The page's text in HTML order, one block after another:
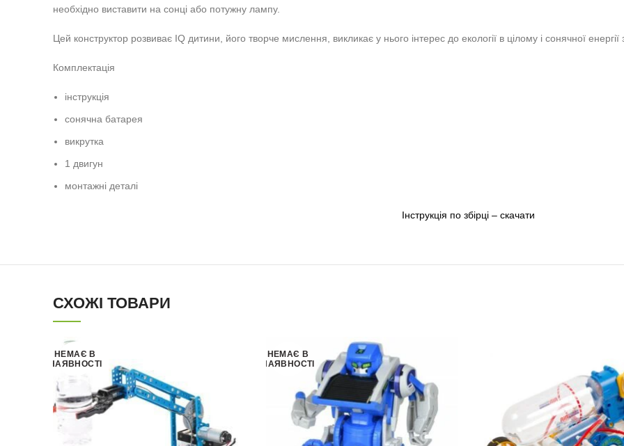
необхідно виставити на сонці або потужну лампу.
Цей конструктор розвиває IQ дитини, його творче мислення, викликає у нього інтерес до екології в цілому і сонячної енергії
Комплектація
інструкція
сонячна батарея
викрутка
1 двигун
монтажні деталі
Інструкція по збірці – скачати
СХОЖІ ТОВАРИ
НЕМАЄ В
НАЯВНОСТІ
НЕМАЄ В
НАЯВНОСТІ